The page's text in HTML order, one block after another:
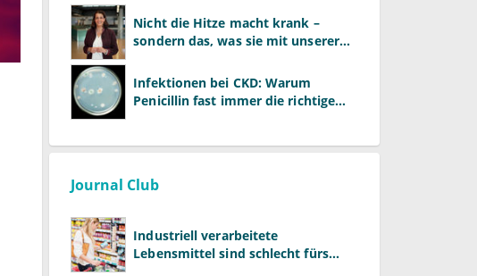
Nicht die Hitze macht krank –
sondern das, was sie mit unserer
Infektionen bei CKD: Warum
Penicillin fast immer die richtige
Journal Club
Industriell verarbeitete
Lebensmittel sind schlecht fürs